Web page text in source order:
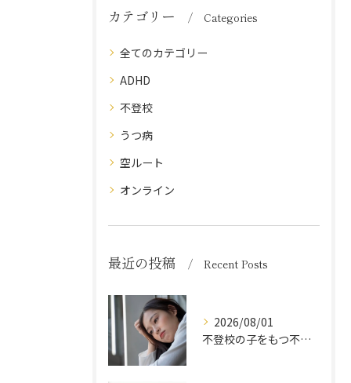
カテゴリー Categories
全てのカテゴリー
ADHD
不登校
うつ病
空ルート
オンライン
最近の投稿 Recent Posts
2026/08/01
不登校の子をもつ不安な母親が自分を取り戻す方法